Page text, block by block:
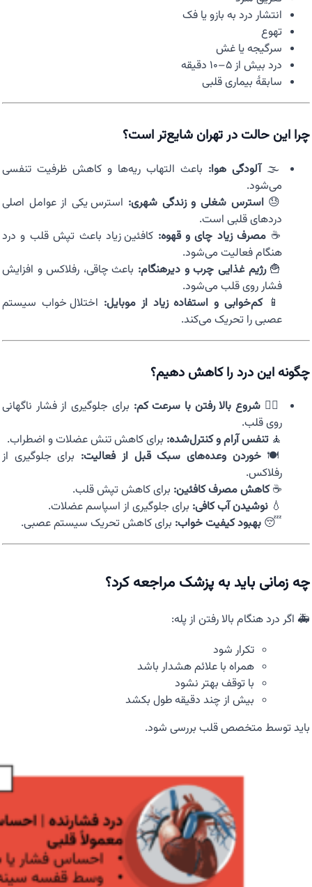
انتشار درد به بازو یا فک
تهوع
سرگیجه یا غش
درد بیش از ۵–۱۰ دقیقه
سابقهٔ بیماری قلبی
چرا این حالت در تهران شایع‌تر است؟
🌫️آلودگی هوا: باعث التهاب ریه‌ها و کاهش ظرفیت تنفسی
می‌شود.
😓استرس شغلی و زندگی شهری: استرس یکی از عوامل اصلی
دردهای قلبی است.
☕ مصرف زیاد چای و قهوه: کافئین زیاد باعث تپش قلب و درد
هنگام فعالیت می‌شود.
🍟رژیم غذایی چرب و دیرهنگام: باعث چاقی، رفلاکس و افزایش
فشار روی قلب می‌شود.
📱کم‌خوابی و استفاده زیاد از موبایل: اختلال خواب سیستم
عصبی را تحریک می‌کند.
چگونه این درد را کاهش دهیم؟
🧗‍♂️ شروع بالا رفتن با سرعت کم: برای جلوگیری از فشار ناگهانی
روی قلب.
🧘تنفس آرام و کنترل‌شده: برای کاهش تنش عضلات و اضطراب.
🍽️خوردن وعده‌های سبک قبل از فعالیت: برای جلوگیری از
رفلاکس.
☕کاهش مصرف کافئین: برای کاهش تپش قلب.
💧 نوشیدن آب کافی: برای جلوگیری از اسپاسم عضلات.
😴 بهبود کیفیت خواب: برای کاهش تحریک سیستم عصبی.
چه زمانی باید به پزشک مراجعه کرد؟
🚑 اگر درد هنگام بالا رفتن از پله:
تکرار شود
همراه با علائم هشدار باشد
با توقف بهتر نشود
بیش از چند دقیقه طول بکشد
باید توسط متخصص قلب بررسی شود.